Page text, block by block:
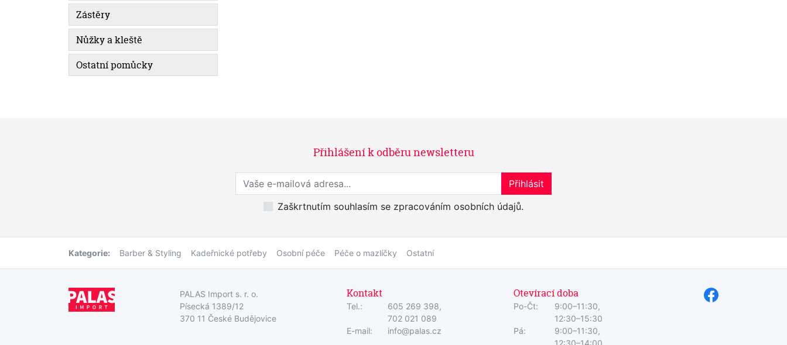
Zástěry
Nůžky a kleště
Ostatní pomůcky
Přihlášení k odběru newsletteru
Přihlaste se k odběru novinekPřihlásit
Zaškrtnutím souhlasím se zpracováním osobních údajů.
Kategorie: Barber & Styling Kadeřnické potřeby Osobní péče Péče o mazlíčky Ostatní
PALAS Import s. r. o.
Písecká 1389/12
370 11 České Budějovice
Kontakt
Tel.:
605 269 398,
702 021 089
E-mail:
info@palas.cz
Otevírací doba
Po-Čt:
9:00–11:30,
12:30–15:30
Pá:
9:00–11:30,
12:30–14:00